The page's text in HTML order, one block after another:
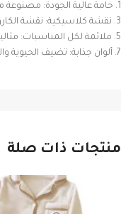
1. خامة عالية الجودة: مصنوعة من قماش ناعم ودافئ يمنحك الشعور بالراحة في كل مرة ترتديها. 2. تصميم مثالي للأزواج: تصميم موحد يجعلها خيارًا رائعًا لتنسيق الملابس مع شريكك.
3. نقشة كلاسيكية: نقشة الكاروهات تضفي لمسة أنيقة وتناسب جميع الأذواق. 4. تفاصيل عملية: مزودة بأزرار أمامية لتسهيل عملية الارتداء والخلع.
5. ملائمة لكل المناسبات: مثالية للاستخدام اليومي أو كهدية مميزة للأعياد والمناسبات الخاصة. 6. راحة قصوى: تصميم يتيح لك حرية الحركة أثناء النوم دون التنازل عن الأناقة.
7. ألوان جذابة: تضيف الحيوية والدفء لأجواء الشتاء الباردة. 8. متوفرة بمقاسات متعددة: تناسب جميع الأفراد لضمان اختيار مريح لكل شخص.
منتجات ذات صلة